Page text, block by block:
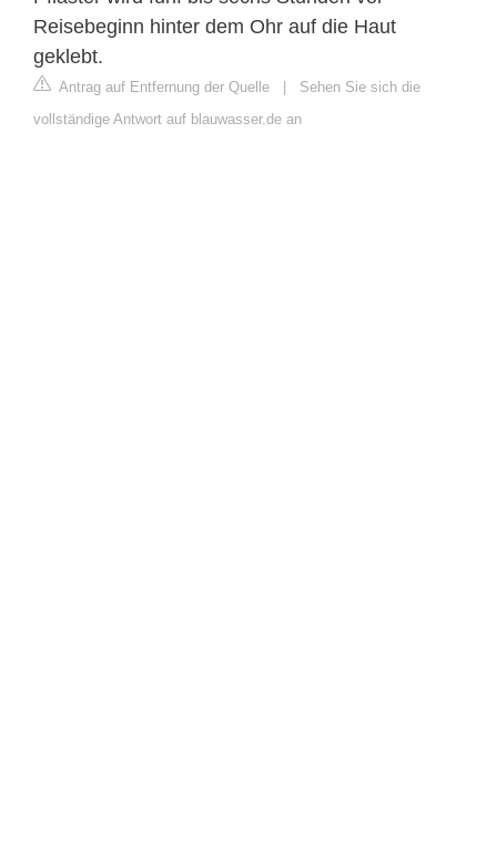
Reisebeginn hinter dem Ohr auf die Haut
geklebt.
Antrag auf Entfernung der Quelle | Sehen Sie sich die
vollständige Antwort auf blauwasser.de an